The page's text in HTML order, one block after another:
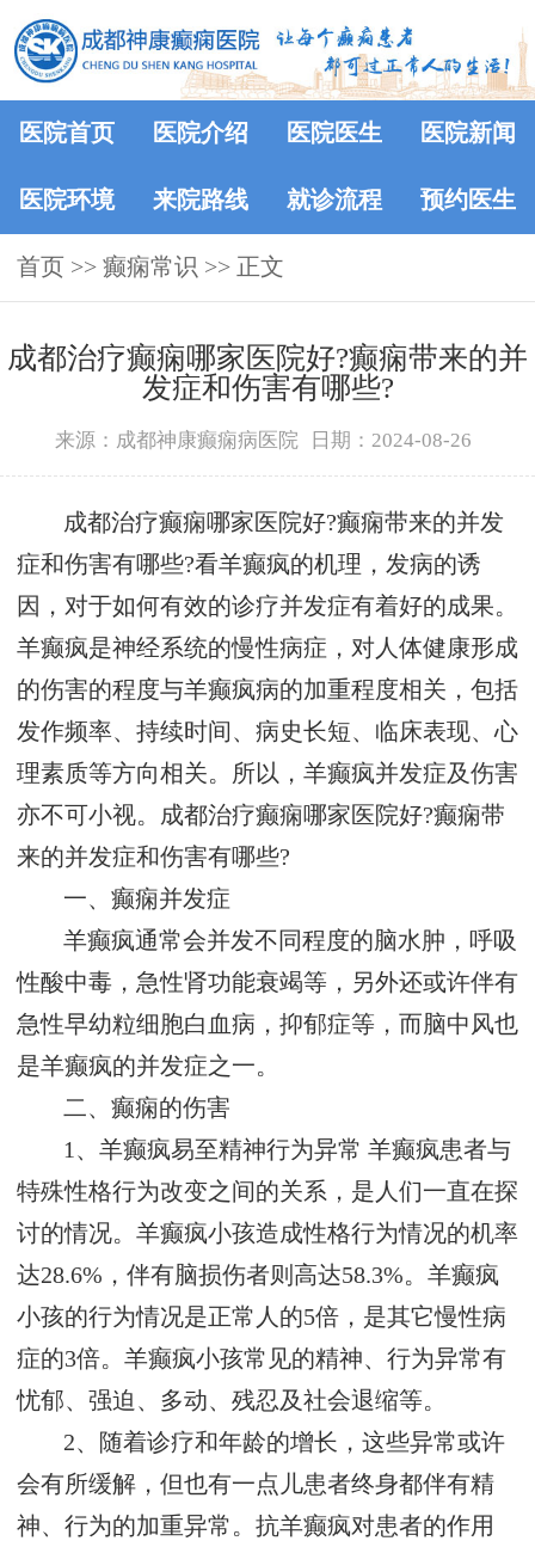
医院首页 医院介绍 医院医生 医院新闻
医院环境 来院路线 就诊流程 预约医生
首页 >> 癫痫常识 >> 正文
成都治疗癫痫哪家医院好?癫痫带来的并
发症和伤害有哪些?
来源：成都神康癫痫病医院 日期：2024-08-26
成都治疗癫痫哪家医院好?癫痫带来的并发
症和伤害有哪些?看羊癫疯的机理，发病的诱
因，对于如何有效的诊疗并发症有着好的成果。
羊癫疯是神经系统的慢性病症，对人体健康形成
的伤害的程度与羊癫疯病的加重程度相关，包括
发作频率、持续时间、病史长短、临床表现、心
理素质等方向相关。所以，羊癫疯并发症及伤害
亦不可小视。成都治疗癫痫哪家医院好?癫痫带
来的并发症和伤害有哪些?
一、癫痫并发症
羊癫疯通常会并发不同程度的脑水肿，呼吸
性酸中毒，急性肾功能衰竭等，另外还或许伴有
急性早幼粒细胞白血病，抑郁症等，而脑中风也
是羊癫疯的并发症之一。
二、癫痫的伤害
1、羊癫疯易至精神行为异常 羊癫疯患者与
特殊性格行为改变之间的关系，是人们一直在探
讨的情况。羊癫疯小孩造成性格行为情况的机率
达28.6%，伴有脑损伤者则高达58.3%。羊癫疯
小孩的行为情况是正常人的5倍，是其它慢性病
症的3倍。羊癫疯小孩常见的精神、行为异常有
忧郁、强迫、多动、残忍及社会退缩等。
2、随着诊疗和年龄的增长，这些异常或许
会有所缓解，但也有一点儿患者终身都伴有精
神、行为的加重异常。抗羊癫疯对患者的作用